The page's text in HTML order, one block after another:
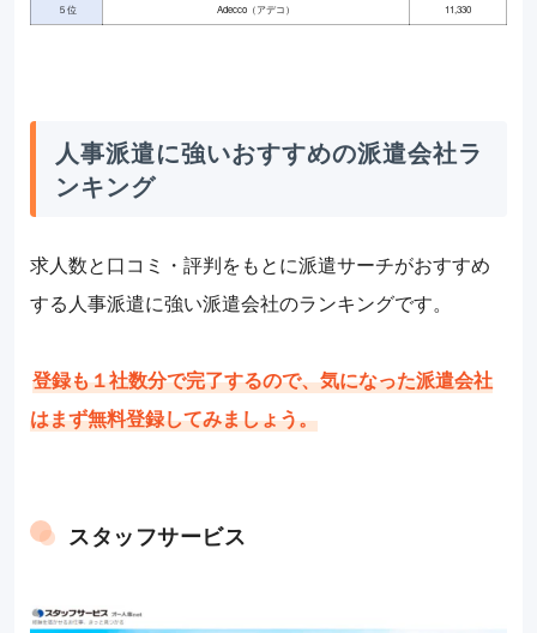
５位 Adecco（アデコ） 11,330
人事派遣に強いおすすめの派遣会社ラ
ンキング
求人数と口コミ・評判をもとに派遣サーチがおすすめ
する人事派遣に強い派遣会社のランキングです。
登録も１社数分で完了するので、気になった派遣会社
はまず無料登録してみましょう。
スタッフサービス